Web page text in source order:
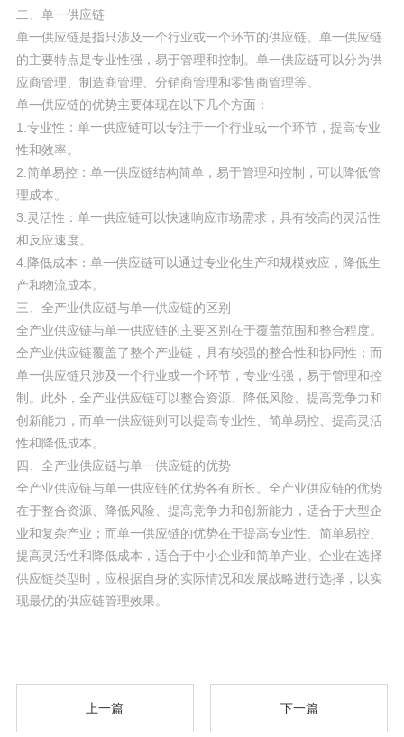
二、单一供应链
单一供应链是指只涉及一个行业或一个环节的供应链。单一供应链
的主要特点是专业性强，易于管理和控制。单一供应链可以分为供
应商管理、制造商管理、分销商管理和零售商管理等。
单一供应链的优势主要体现在以下几个方面：
1.专业性：单一供应链可以专注于一个行业或一个环节，提高专业
性和效率。
2.简单易控：单一供应链结构简单，易于管理和控制，可以降低管
理成本。
3.灵活性：单一供应链可以快速响应市场需求，具有较高的灵活性
和反应速度。
4.降低成本：单一供应链可以通过专业化生产和规模效应，降低生
产和物流成本。
三、全产业供应链与单一供应链的区别
全产业供应链与单一供应链的主要区别在于覆盖范围和整合程度。
全产业供应链覆盖了整个产业链，具有较强的整合性和协同性；而
单一供应链只涉及一个行业或一个环节，专业性强，易于管理和控
制。此外，全产业供应链可以整合资源、降低风险、提高竞争力和
创新能力，而单一供应链则可以提高专业性、简单易控、提高灵活
性和降低成本。
四、全产业供应链与单一供应链的优势
全产业供应链与单一供应链的优势各有所长。全产业供应链的优势
在于整合资源、降低风险、提高竞争力和创新能力，适合于大型企
业和复杂产业；而单一供应链的优势在于提高专业性、简单易控、
提高灵活性和降低成本，适合于中小企业和简单产业。企业在选择
供应链类型时，应根据自身的实际情况和发展战略进行选择，以实
现最优的供应链管理效果。
上一篇 下一篇